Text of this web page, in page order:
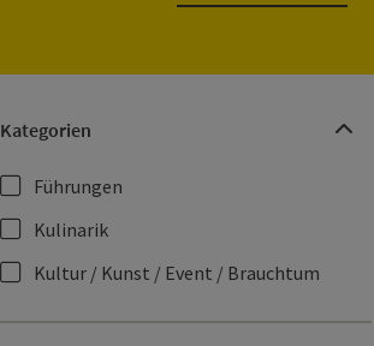
Kategorien
Führungen
Kulinarik
Kultur / Kunst / Event / Brauchtum